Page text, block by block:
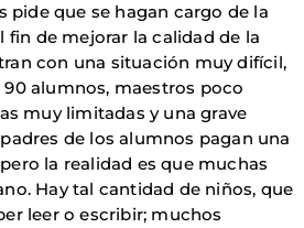
pide que se hagan cargo de la
fin de mejorar la calidad de la
con una situación muy difícil,
alumnos, maestros poco
muy limitadas y una grave
de los alumnos pagan una
la realidad es que muchas
Hay tal cantidad de niños, que
leer o escribir; muchos